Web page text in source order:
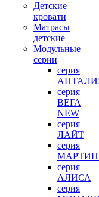
Детские
кровати
Матрасы
детские
Модульные
серии
серия
серия
ВЕГА
NEW
серия
ЛАЙТ
серия
серия
АЛИСА
серия